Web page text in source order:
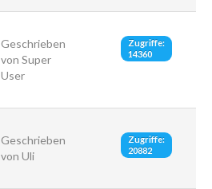
Geschrieben
von Super
User
Zugriffe:
14360
Geschrieben
von Uli
Zugriffe:
20882